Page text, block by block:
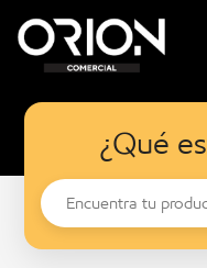
¿Qué